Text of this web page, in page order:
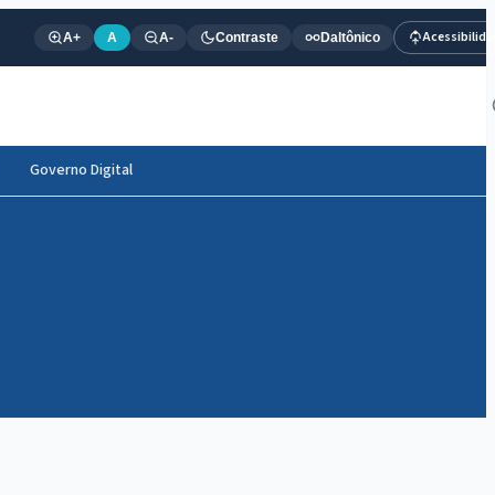
A+ A A- Contraste Daltônico
Governo Digital